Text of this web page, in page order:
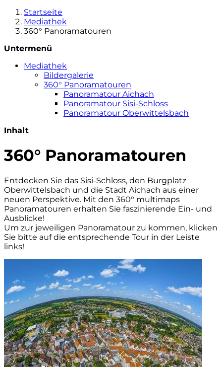
Startseite
Mediathek
360° Panoramatouren
Untermenü
Mediathek
Bildergalerie
360° Panoramatouren
Panoramatour Aichach
Panoramatour Sisi-Schloss
Panoramatour Oberwittelsbach
Inhalt
360° Panoramatouren
Entdecken Sie das Sisi-Schloss, den Burgplatz
Oberwittelsbach und die Stadt Aichach aus einer
neuen Perspektive. Mit den 360° multimaps
Panoramatouren erhalten Sie faszinierende Ein- und
Ausblicke!
Um zur jeweiligen Panoramatour zu kommen, klicken
Sie bitte auf die entsprechende Tour in der Leiste
links!